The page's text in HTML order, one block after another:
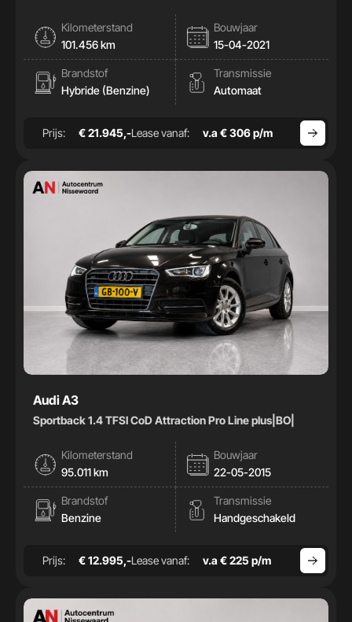
Kilometerstand
101.456 km
Bouwjaar
15-04-2021
Brandstof
Hybride (Benzine)
Transmissie
Automaat
Prijs: € 21.945,-Lease vanaf: v.a € 306 p/m
Audi A3
Sportback 1.4 TFSI CoD Attraction Pro Line plus|BO|
Kilometerstand
95.011 km
Bouwjaar
22-05-2015
Brandstof
Benzine
Transmissie
Handgeschakeld
Prijs: € 12.995,-Lease vanaf: v.a € 225 p/m